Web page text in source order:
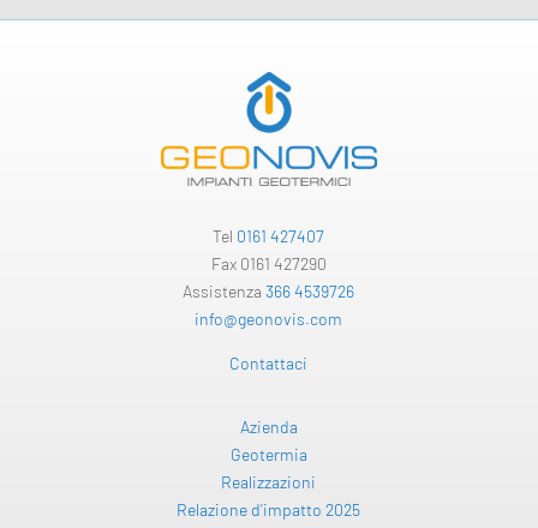
Tel 0161 427407
Fax 0161 427290
Assistenza366 4539726
info@geonovis.com
Contattaci
Azienda
Geotermia
Realizzazioni
Relazione d’impatto 2025